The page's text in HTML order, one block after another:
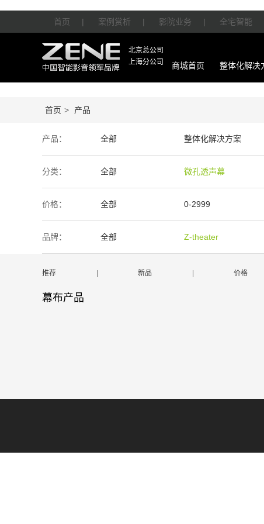
首页 | 案例赏析 | 影院业务 | 全宅智能
北京总公司
上海分公司
商城首页 整体化解决
首页 > 产品
产品： 全部 整体化解决方案
智能产品 周边产品
分类： 全部 微孔透声幕
价格： 全部 0-2999
50万-100万 100万以上
品牌： 全部 Z-theater
推荐 新品 价格
幕布产品